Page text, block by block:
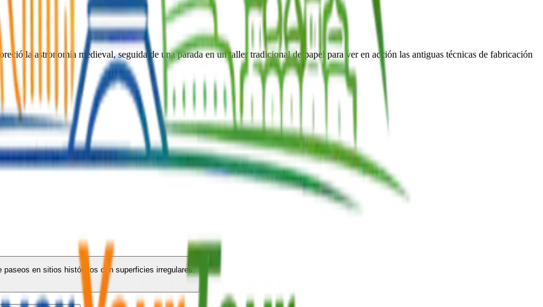
la astronomía medieval, seguida de una parada en un taller tradicional de papel para ver en acción las antiguas técnicas de fabricación
en sitios históricos con superficies irregulares.